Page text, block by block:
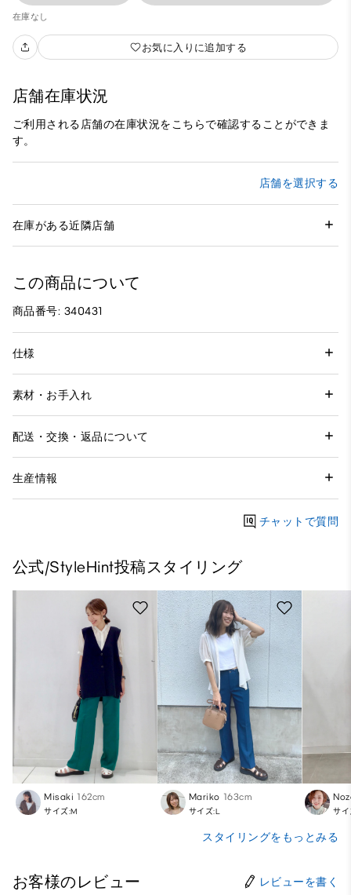
在庫なし
お気に入りに追加する
店舗在庫状況
ご利用される店舗の在庫状況をこちらで確認することができま
す。
店舗を選択する
在庫がある近隣店舗
この商品について
商品番号: 340431
仕様
素材・お手入れ
配送・交換・返品について
生産情報
チャットで質問
公式/StyleHint投稿スタイリング
Misaki 162cm
サイズ:M
Mariko 163cm
サイズ:L サ
スタイリングをもっとみる
お客様のレビュー レビューを書く